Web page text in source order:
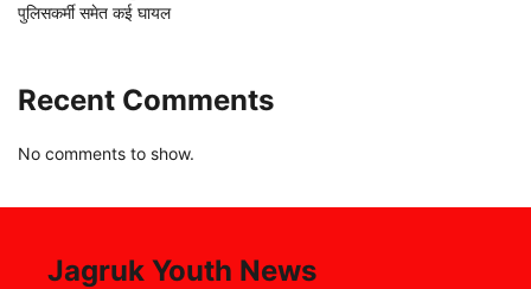
पुलिसकर्मी समेत कई घायल
Recent Comments
No comments to show.
Jagruk Youth News